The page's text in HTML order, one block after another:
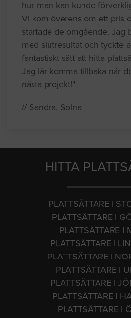
hur man kan kunde
Vi kom överens om ett pris
startade de omgående. Jag
med slutresultat och tyckte
fantastiskt sätt att hitta
Jag lär komma tillbaka när
nästa projekt!"
// Sandra, Solna
HITTA
PLATTSÄTTARE I
PLATTSÄTTARE I
PLATTSÄTTARE I
PLATTSÄTTARE I
PLATTSÄTTARE I
PLATTSÄTTARE I
PLATTSÄTTARE I
PLATTSÄTTARE I
PLATTSÄTTARE I